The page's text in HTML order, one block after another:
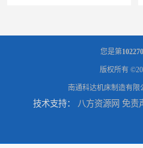
100吨四柱液压机
您是第
版权所有
南通科达机床制造有限
技术支持： 八方资源网 免责